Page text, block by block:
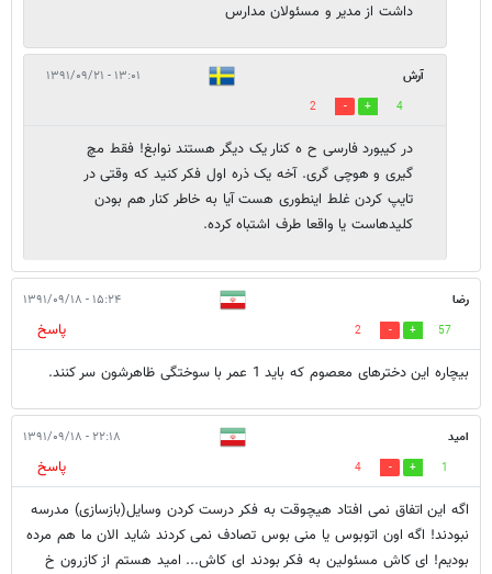
داشت از مدیر و مسئولان مدارس
آرش ۱۳:۰۱ - ۱۳۹۱/۰۹/۲۱
4
2
در کیبورد فارسی ح ه کنار یک دیگر هستند نوابغ! فقط مچ
گیری و هوچی گری. آخه یک ذره اول فکر کنید که وقتی در
تایپ کردن غلط اینطوری هست آیا به خاطر کنار هم بودن
کلیدهاست یا واقعا طرف اشتباه کرده.
رضا ۱۵:۲۴ - ۱۳۹۱/۰۹/۱۸
57
2
پاسخ
بیچاره این دخترهای معصوم که باید 1 عمر با سوختگی ظاهرشون سر کنند.
امید ۲۲:۱۸ - ۱۳۹۱/۰۹/۱۸
1
4
پاسخ
اگه این اتفاق نمی افتاد هیچوقت به فکر درست کردن وسایل(بازسازی) مدرسه
نبودند! اگه اون اتوبوس یا منی بوس تصادف نمی کردند شاید الان ما هم مرده
بودیم! ای کاش مسئولین به فکر بودند ای کاش... امید هستم از کازرون خ